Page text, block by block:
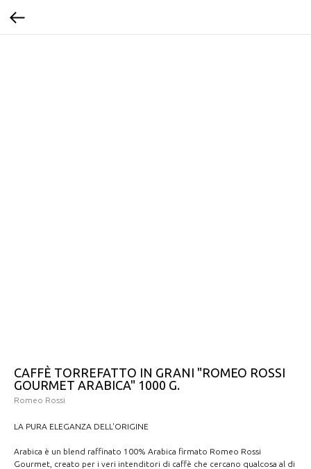
CAFFÈ TORREFATTO IN GRANI "ROMEO ROSSI
GOURMET ARABICA" 1000 G.
Romeo Rossi
LA PURA ELEGANZA DELL'ORIGINE
Arabica è un blend raffinato 100% Arabica firmato Romeo Rossi
Gourmet, creato per i veri intenditori di caffè che cercano qualcosa al di